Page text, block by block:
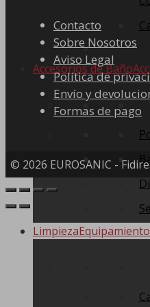
Accesorios de Baño
Limpieza
Contacto
Sobre Nosotros
Aviso Legal
Política de
Envío y
Formas de pago
© 2026 EUROSANIC -